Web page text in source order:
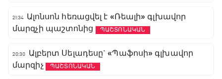
21:34 Ալոնսոն հեռացվել է «Ռեալի» գլխավոր
մարզչի պաշտոնից
ՊԱՇՏՈՆԱԿԱՆ
20:30
Ալբերտ Սելադեսը` «Պաֆոսի» գլխավոր
մարզիչ
ՊԱՇՏՈՆԱԿԱՆ